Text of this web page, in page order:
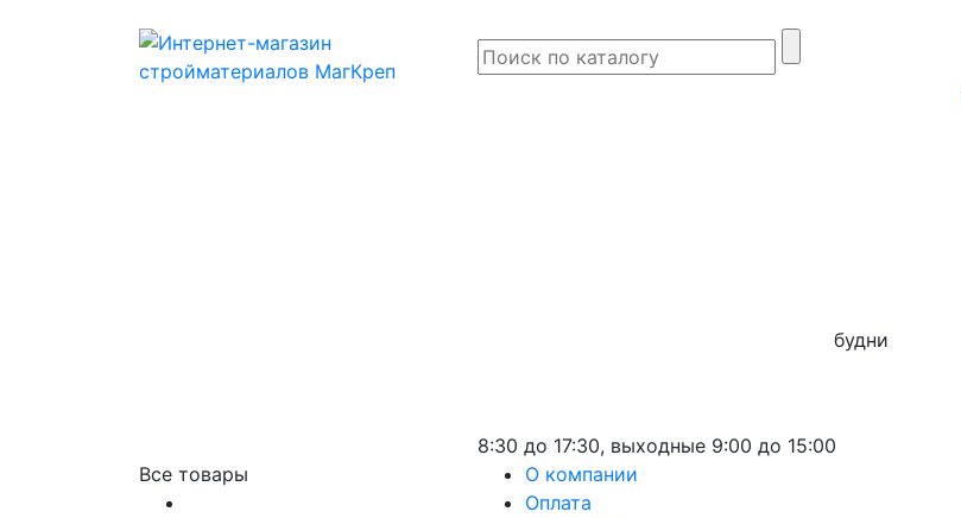
будни
8:30 до 17:30, выходные 9:00 до 15:00
Все товары
О компании
Оплата